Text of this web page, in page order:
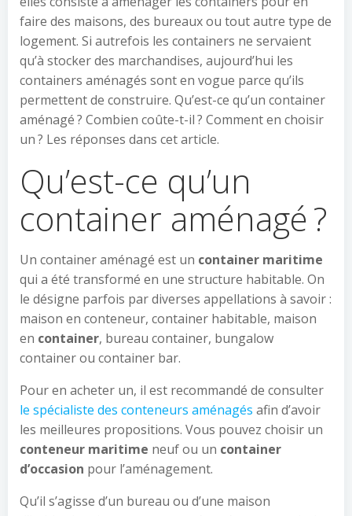
faire des maisons, des bureaux ou tout autre type de
logement. Si autrefois les containers ne servaient
qu’à stocker des marchandises, aujourd’hui les
containers aménagés sont en vogue parce qu’ils
permettent de construire. Qu’est-ce qu’un container
aménagé ? Combien coûte-t-il ? Comment en choisir
un ? Les réponses dans cet article.
Qu’est-ce qu’un
container aménagé ?
Un container aménagé est un container maritime
qui a été transformé en une structure habitable. On
le désigne parfois par diverses appellations à savoir :
maison en conteneur, container habitable, maison
en container, bureau container, bungalow
container ou container bar.
Pour en acheter un, il est recommandé de consulter
le spécialiste des conteneurs aménagés afin d’avoir
les meilleures propositions. Vous pouvez choisir un
conteneur maritime neuf ou un container
d’occasion pour l’aménagement.
Qu’il s’agisse d’un bureau ou d’une maison